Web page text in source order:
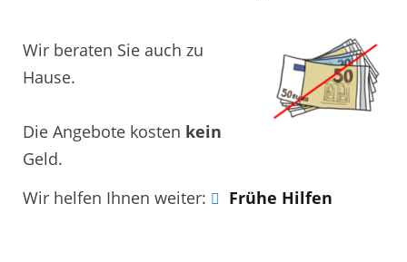
Wir beraten Sie auch zu
Hause.
Die Angebote kosten kein
Geld.
Wir helfen Ihnen weiter:
Frühe Hilfen